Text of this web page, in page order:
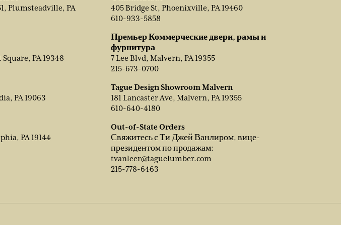
Plumsteadville, PA
PA 19348
PA 19063
PA 19144
405 Bridge St, Phoenixville, PA 19460
610-933-5858
Премьер Коммерческие двери, рамы и
фурнитура
7 Lee Blvd, Malvern, PA 19355
215-673-0700
Tague Design Showroom Malvern
181 Lancaster Ave, Malvern, PA 19355
610-640-4180
Out-of-State Orders
Свяжитесь с Ти Джей Ванлиром, вице-
президентом по продажам:
tvanleer@taguelumber.com
215-778-6463